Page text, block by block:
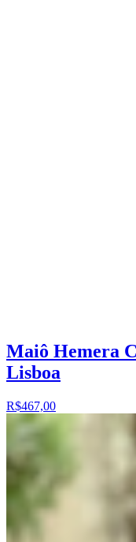
Maiô Hemera
Lisboa
R$467,00